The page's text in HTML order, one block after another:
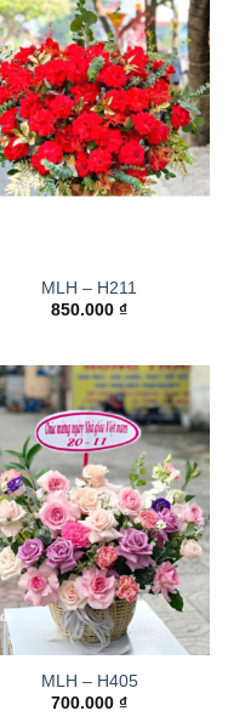
MLH – H211
850.000 ₫
MLH – H405
700.000 ₫